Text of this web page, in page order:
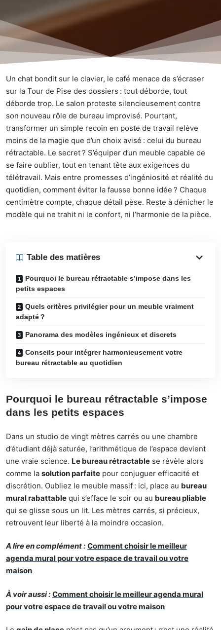
Un chat bondit sur le clavier, le café menace de s’écraser
sur la Tour de Pise des dossiers : tout déborde, tout
déborde trop. Le salon proteste silencieusement contre
son nouveau rôle de bureau improvisé. Pourtant,
transformer un simple recoin en poste de travail relève
moins de la magie que d’un choix avisé : celui du bureau
rétractable. Le secret ? S’équiper d’un meuble capable de
se faire oublier, tout en tenant tête aux exigences du
télétravail. Mais entre promesses d’ingéniosité et réalité du
quotidien, comment éviter la fausse bonne idée ? Chaque
centimètre compte, chaque détail pèse. Reste à dénicher le
modèle qui ne trahit ni le confort, ni l’harmonie de la pièce.
Table des matières
Pourquoi le bureau rétractable s’impose dans les
petits espaces
Quels critères privilégier pour un meuble vraiment
adapté ?
Panorama des modèles ingénieux et discrets
Conseils pour intégrer harmonieusement votre
bureau rétractable au quotidien
Pourquoi le bureau rétractable s’impose
dans les petits espaces
Dans un studio de vingt mètres carrés ou une chambre
d’étudiant déjà saturée, l’arithmétique de l’espace devient
une vraie science. Le bureau rétractable se révèle alors
comme la solution parfaite pour conjuguer efficacité et
discrétion. Oubliez le meuble massif : ici, place au bureau
mural rabattable qui s’efface le soir ou au bureau pliable
qui se glisse sous un lit. Les mètres carrés, si précieux,
retrouvent leur liberté à la moindre occasion.
A lire en complément : Comment choisir le meilleur
agenda mural pour votre espace de travail ou votre
maison
À voir aussi : Comment choisir le meilleur agenda mural
pour votre espace de travail ou votre maison